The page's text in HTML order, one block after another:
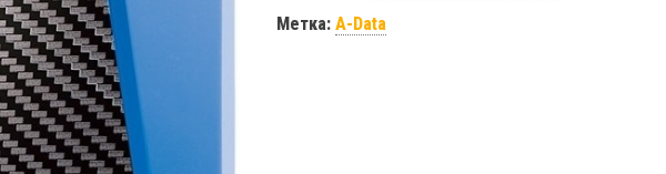
Метка: A-Data